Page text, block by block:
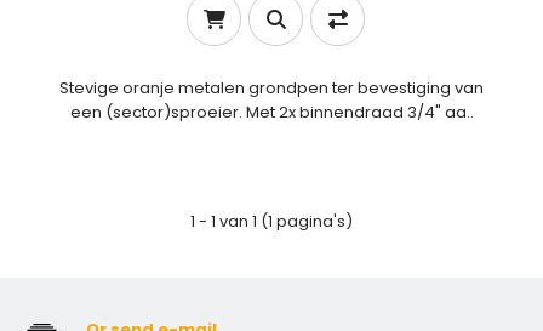
Stevige oranje metalen grondpen ter bevestiging van
een (sector)sproeier. Met 2x binnendraad 3/4" aa..
1 - 1 van 1 (1 pagina's)